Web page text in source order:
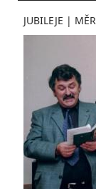
JUBILEJE |